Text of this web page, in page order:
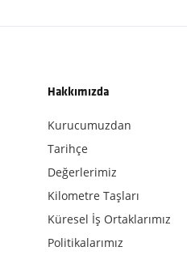
Hakkımızda
Kurucumuzdan
Tarihçe
Değerlerimiz
Kilometre Taşları
Küresel İş Ortaklarımız
Politikalarımız